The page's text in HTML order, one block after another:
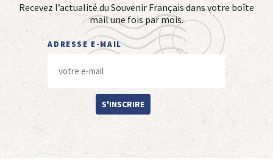
Recevez l’actualité du Souvenir Français dans votre boîte
mail une fois par mois.
ADRESSE E-MAIL
S'INSCRIRE